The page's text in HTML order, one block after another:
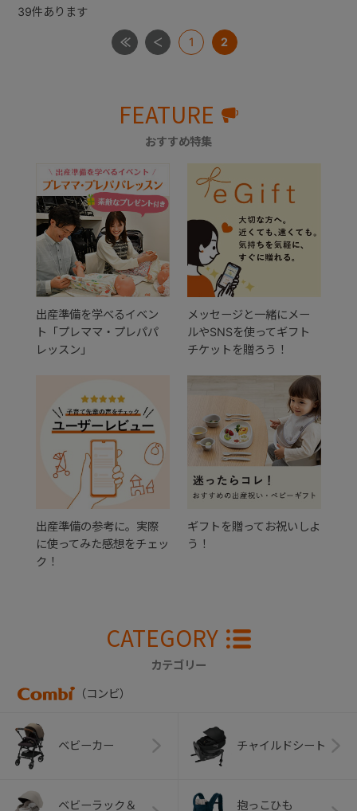
39件あります
1 2
FEATURE
おすすめ特集
出産準備を学べるイベン
ト「プレママ・プレパパ
レッスン」
メッセージと一緒にメー
ルやSNSを使ってギフト
チケットを贈ろう！
出産準備の参考に。実際
に使ってみた感想をチェッ
ク！
ギフトを贈ってお祝いしよ
う！
CATEGORY
カテゴリー
（コンビ）
ベビーカー チャイルドシート
ベビーラック＆ 抱っこひも